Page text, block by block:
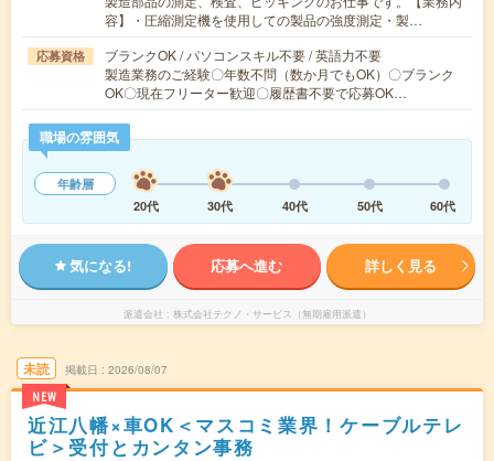
容】・圧縮測定機を使用しての製品の強度測定・製…
応募資格
ブランクOK / パソコンスキル不要 / 英語力不要
製造業務のご経験〇年数不問（数か月でもOK）〇ブランク
OK〇現在フリーター歓迎〇履歴書不要で応募OK…
職場の雰囲気
年齢層
20代
30代 40代 50代 60代
気になる! 応募へ進む 詳しく見る
派遣会社 株式会社テクノ・サービス（無期雇用派遣）
未読
NEW
掲載日 2026/08/07
近江八幡×車OK＜マスコミ業界！ケーブルテレ
ビ＞受付とカンタン事務